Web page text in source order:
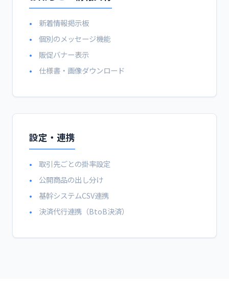
新着情報掲示板
個別のメッセージ機能
販促バナー表示
仕様書・画像ダウンロード
設定・連携
取引先ごとの掛率設定
公開商品の出し分け
基幹システムCSV連携
決済代行連携（BtoB決済）